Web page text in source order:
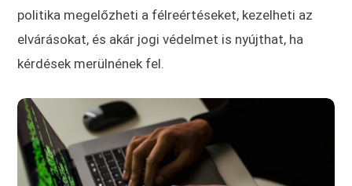
politika megelőzheti a félreértéseket, kezelheti az
elvárásokat, és akár jogi védelmet is nyújthat, ha
kérdések merülnének fel.